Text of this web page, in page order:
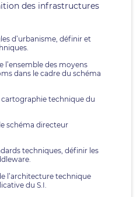
des infrastructures
d’urbanisme, définir et
l’ensemble des moyens
dans le cadre du schéma
technique du
schéma directeur
techniques, définir les
l’architecture technique
du S.I.